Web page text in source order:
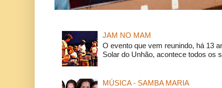
JAM NO MAM
O evento que vem reunindo, há 13
Solar do Unhão, acontece todos os
MÚSICA - SAMBA MARIA